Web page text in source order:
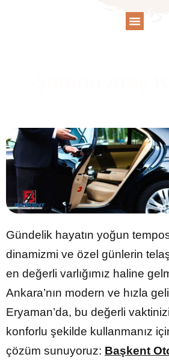
Gündelik hayatın yoğun
dinamizmi ve özel günlerin
en değerli varlığımız haline
Ankara’nın modern ve hızla
Eryaman’da, bu değerli
konforlu şekilde kullanmanız
çözüm sunuyoruz: Başkent